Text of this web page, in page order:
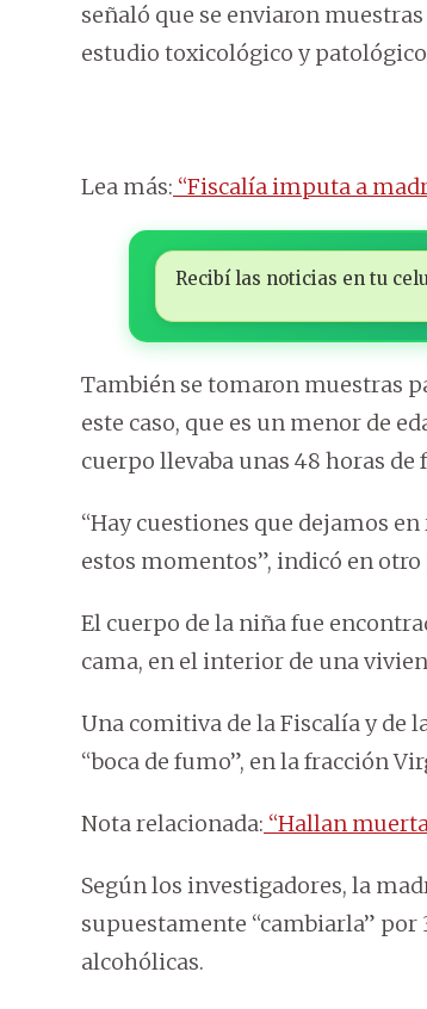
señaló que se enviaron
estudio toxicológico y
Lea más: “Fiscalía imputa a
Recibí las noticias en tu
También se tomaron muestras
este caso, que es un menor de
cuerpo llevaba unas 48 horas de
“Hay cuestiones que dejamos
estos momentos”, indicó en
El cuerpo de la niña fue
cama, en el interior de una
Una comitiva de la Fiscalía y de
“boca de fumo”, en la fracción
Nota relacionada: “Hallan
Según los investigadores, la
supuestamente “cambiarla” por
alcohólicas.